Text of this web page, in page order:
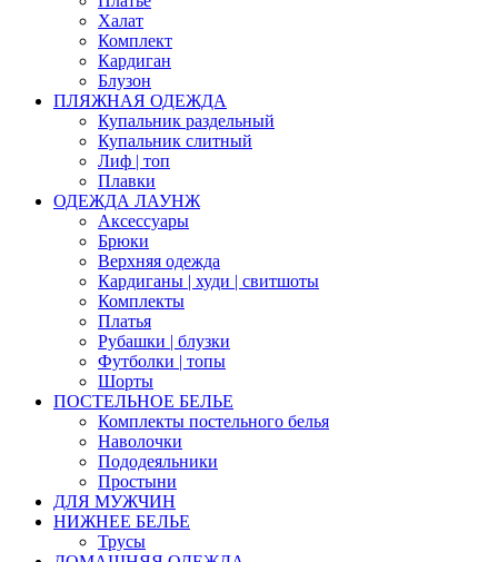
Халат
Комплект
Кардиган
Блузон
ПЛЯЖНАЯ ОДЕЖДА
Купальник раздельный
Купальник слитный
Лиф | топ
Плавки
ОДЕЖДА ЛАУНЖ
Аксессуары
Брюки
Верхняя одежда
Кардиганы | худи | свитшоты
Комплекты
Платья
Рубашки | блузки
Футболки | топы
Шорты
ПОСТЕЛЬНОЕ БЕЛЬЕ
Комплекты постельного белья
Наволочки
Пододеяльники
Простыни
ДЛЯ МУЖЧИН
НИЖНЕЕ БЕЛЬЕ
Трусы